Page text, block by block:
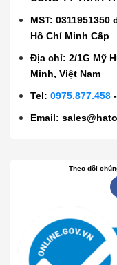
MST:
Hồ Chí Minh Cấp
Địa chỉ: 2/1G Mỹ
Minh, Việt Nam
Tel:0975.877.458
Email:
Theo dõi